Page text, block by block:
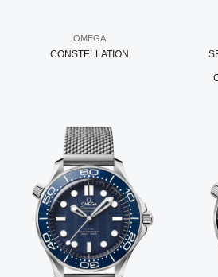
OMEGA
CONSTELLATION